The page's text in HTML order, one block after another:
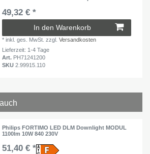
49,32 € *
In den Warenkorb
*inkl. ges. MwSt. zzgl.Versandkosten
Lieferzeit: 1-4 Tage
Art. PH71241200
SKU2.99915.110
Philips FORTIMO LED DLM Downlight MODUL
1100lm 10W 840 230V
51,40 € *